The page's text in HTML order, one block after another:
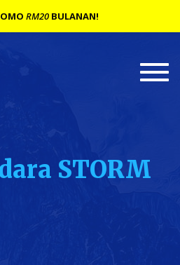
STORM
RM20 BULANAN!